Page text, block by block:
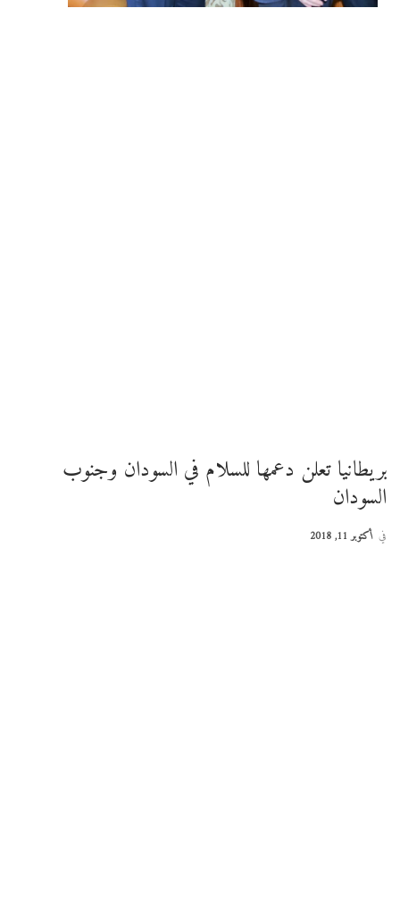
بريطانيا تعلن دعمها للسلام في السودان وجنوب
السودان
في أكتوبر 11, 2018